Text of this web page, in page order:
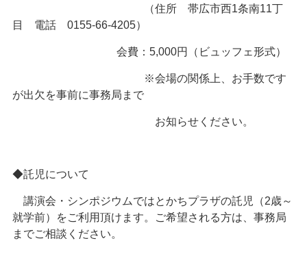
（住所 帯広市西1条南11丁
目 電話 0155-66-4205）
会費：5,000円（ビュッフェ形式）
※会場の関係上、お手数です
が出欠を事前に事務局まで
お知らせください。
◆託児について
講演会・シンポジウムではとかちプラザの託児（2歳～
就学前）をご利用頂けます。ご希望される方は、事務局
までご相談ください。